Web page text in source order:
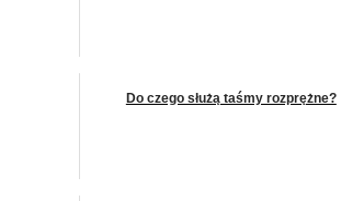
Do czego służą taśmy rozprężne?